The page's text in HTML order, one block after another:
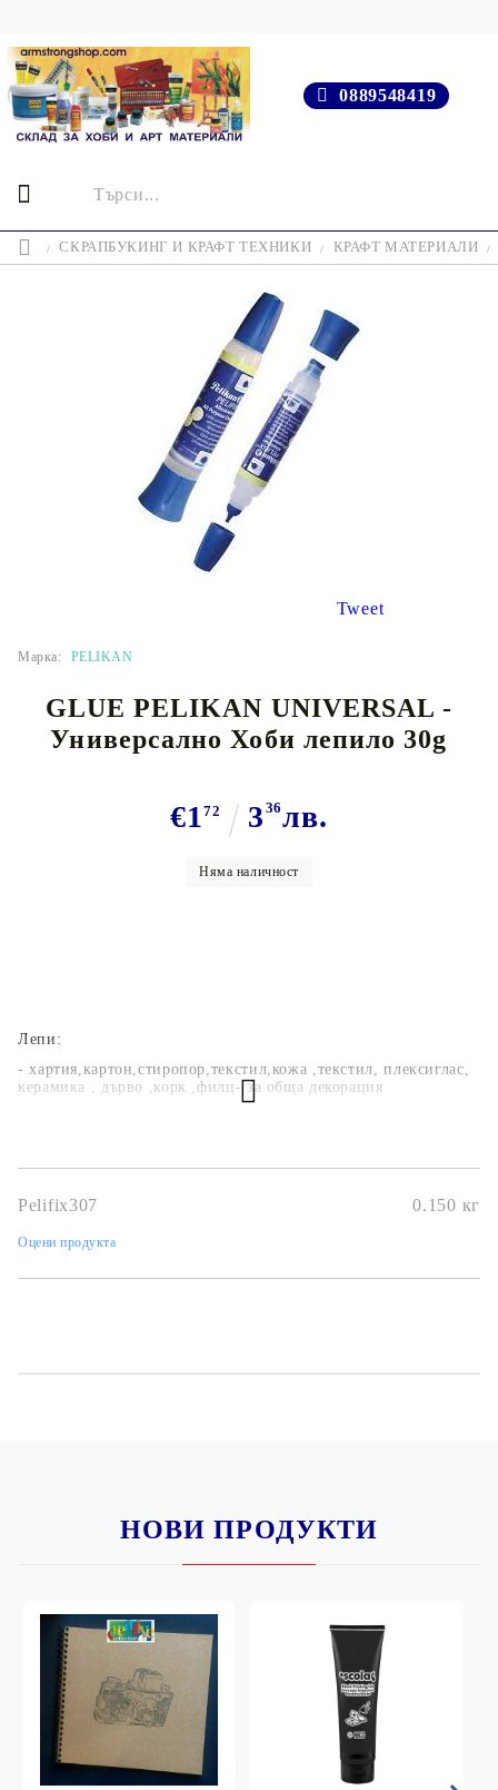
0889548419
СКРАПБУКИНГ И КРАФТ ТЕХНИКИ КРАФТ МАТЕРИАЛИ
Tweet
Марка: PELIKAN
GLUE PELIKAN UNIVERSAL -
Универсално Хоби лепило 30g
€172 3 36лв.
Няма наличност
Лепи:
- хартия,картон,стиропор,текстил,кожа ,текстил, плексиглас,
керамика , дърво ,корк ,филц- за обща декорация
Pelifix307 0.150 кг
Оцени продукта
НОВИ ПРОДУКТИ